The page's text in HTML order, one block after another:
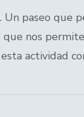
Un paseo que
que nos
actividad